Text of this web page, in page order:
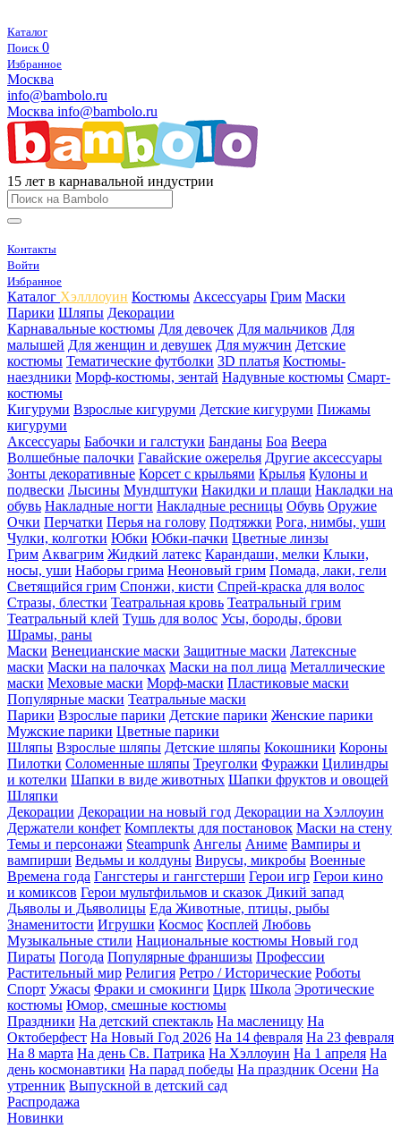
Каталог
Поиск 0
Избранное
Москва
info@bambolo.ru
Москва info@bambolo.ru
15 лет в карнавальной индустрии
Контакты
Войти
Избранное
Каталог Хэлллоуин Костюмы Аксессуары Грим Маски
Парики Шляпы Декорации
Карнавальные костюмы Для девочек Для мальчиков Для
малышей Для женщин и девушек Для мужчин Детские
костюмы Тематические футболки 3D платья Костюмы-
наездники Морф-костюмы, зентай Надувные костюмы Смарт-
костюмы
Кигуруми Взрослые кигуруми Детские кигуруми Пижамы
кигуруми
Аксессуары Бабочки и галстуки Банданы Боа Веера
Волшебные палочки Гавайские ожерелья Другие аксессуары
Зонты декоративные Корсет с крыльями Крылья Кулоны и
подвески Лысины Мундштуки Накидки и плащи Накладки на
обувь Накладные ногти Накладные ресницы Обувь Оружие
Очки Перчатки Перья на голову Подтяжки Рога, нимбы, уши
Чулки, колготки Юбки Юбки-пачки Цветные линзы
Грим Аквагрим Жидкий латекс Карандаши, мелки Клыки,
носы, уши Наборы грима Неоновый грим Помада, лаки, гели
Светящийся грим Спонжи, кисти Спрей-краска для волос
Стразы, блестки Театральная кровь Театральный грим
Театральный клей Тушь для волос Усы, бороды, брови
Шрамы, раны
Маски Венецианские маски Защитные маски Латексные
маски Маски на палочках Маски на пол лица Металлические
маски Меховые маски Морф-маски Пластиковые маски
Популярные маски Театральные маски
Парики Взрослые парики Детские парики Женские парики
Мужские парики Цветные парики
Шляпы Взрослые шляпы Детские шляпы Кокошники Короны
Пилотки Соломенные шляпы Треуголки Фуражки Цилиндры
и котелки Шапки в виде животных Шапки фруктов и овощей
Шляпки
Декорации Декорации на новый год Декорации на Хэллоуин
Держатели конфет Комплекты для постановок Маски на стену
Темы и персонажи Steampunk Ангелы Аниме Вампиры и
вампирши Ведьмы и колдуны Вирусы, микробы Военные
Времена года Гангстеры и гангстерши Герои игр Герои кино
и комиксов Герои мультфильмов и сказок Дикий запад
Дьяволы и Дьяволицы Еда Животные, птицы, рыбы
Знаменитости Игрушки Космос Косплей Любовь
Музыкальные стили Национальные костюмы Новый год
Пираты Погода Популярные франшизы Профессии
Растительный мир Религия Ретро / Исторические Роботы
Спорт Ужасы Фраки и смокинги Цирк Школа Эротические
костюмы Юмор, смешные костюмы
Праздники На детский спектакль На масленицу На
Октоберфест На Новый Год 2026 На 14 февраля На 23 февраля
На 8 марта На день Св. Патрика На Хэллоуин На 1 апреля На
день космонавтики На парад победы На праздник Осени На
утренник Выпускной в детский сад
Распродажа
Новинки